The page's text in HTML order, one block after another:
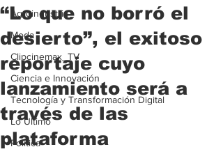
Agroindustria
Moda
Clipcinemax_TV
Ciencia e Innovación
Tecnología y Transformación Digital
Lo Ultimo
Politica
“Lo que no borró el
desierto”, el exitoso
reportaje cuyo
lanzamiento será a
través de las
plataforma